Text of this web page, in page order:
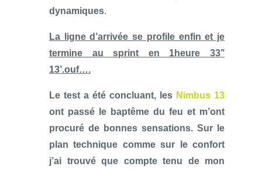
dynamiques.
La ligne d’arrivée se profile enfin et je
termine au sprint en 1heure 33’’
13’.ouf….
Le test a été concluant, les Nimbus 13
ont passé le baptême du feu et m’ont
procuré de bonnes sensations. Sur le
plan technique comme sur le confort
j’ai trouvé que compte tenu de mon